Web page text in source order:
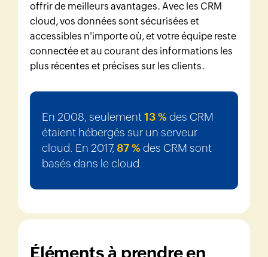
offrir de meilleurs avantages. Avec les CRM
cloud, vos données sont sécurisées et
accessibles n'importe où, et votre équipe reste
connectée et au courant des informations les
plus récentes et précises sur les clients.
En 2008, seulement13 % des CRM
étaient hébergés sur un serveur
cloud. En 2017, 87 % des CRM sont
basés dans le cloud.
Éléments à prendre en